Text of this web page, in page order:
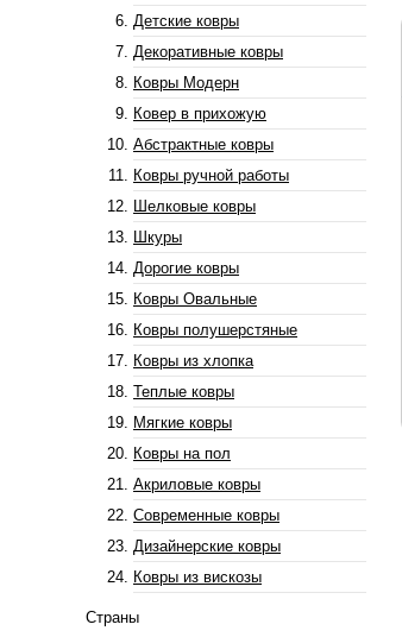
Детские ковры
Декоративные ковры
Ковры Модерн
Ковер в прихожую
Абстрактные ковры
Ковры ручной работы
Шелковые ковры
Шкуры
Дорогие ковры
Ковры Овальные
Ковры полушерстяные
Ковры из хлопка
Теплые ковры
Мягкие ковры
Ковры на пол
Акриловые ковры
Современные ковры
Дизайнерские ковры
Ковры из вискозы
Страны